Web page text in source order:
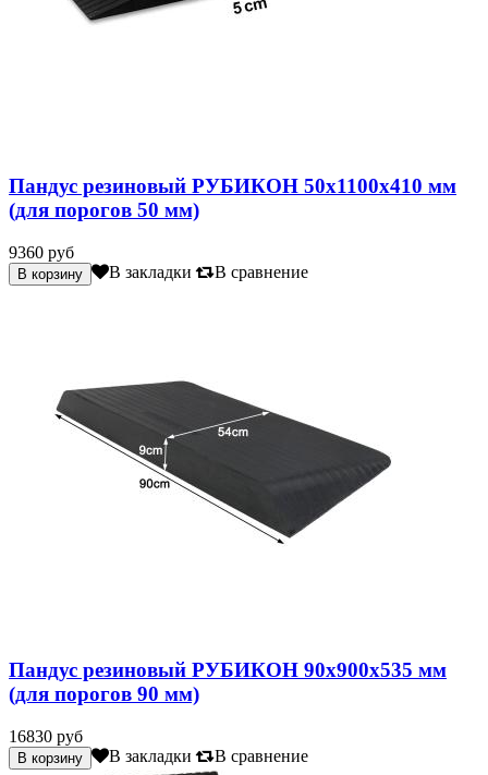
Пандус резиновый РУБИКОН 50х1100х410 мм
(для порогов 50 мм)
9360 руб
В закладки В сравнение
Пандус резиновый РУБИКОН 90х900х535 мм
(для порогов 90 мм)
16830 руб
В закладки В сравнение